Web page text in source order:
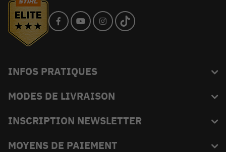
INFOS PRATIQUES
Blog
L'équipe du King
MODES DE LIVRAISON
INSCRIPTION NEWSLETTER
Abonnez-vous et recevez en exclusivité les bons plans de
MOYENS DE PAIEMENT